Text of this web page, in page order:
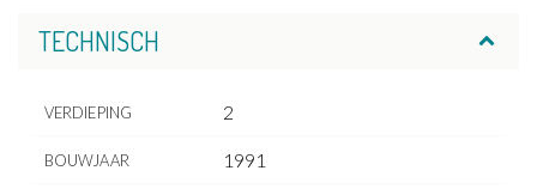
TECHNISCH
VERDIEPING 2
BOUWJAAR 1991